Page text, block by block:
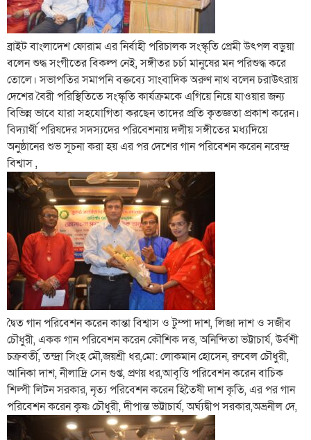
ব্রাইট বাংলাদেশ ফোরাম এর নির্বাহী পরিচালক সংস্কৃতি প্রেমী উৎপল বড়ুয়া
বলেন শুদ্ধ সংগীতের বিকল্প নেই, সঙ্গীতর চর্চা মানুষের মন পরিশুদ্ধ করে
তোলে। সভাপতির সমাপনি বক্তব্যে সাংবাদিক অরুণ নাথ বলেন চরাউৎরায়
দেশের বৈরী পরিস্থিতিতে সংস্কৃতি কার্যক্রমকে এগিয়ে নিয়ে যাওয়ার জন্য
বিভিন্ন ভাবে যারা সহযোগিতা করছেন তাদের প্রতি কৃতজ্ঞতা প্রকাশ করেন।
বিদ্যার্থী পরিষদের সদস্যদের পরিবেশনায় দলীয় সঙ্গীতের মধ্যদিয়ে
অনুষ্ঠানের শুভ সূচনা করা হয় এর পর দেশের গান পরিবেশন করেন নরেন্দ্র
বিশ্বাস ,
দ্বৈত গান পরিবেশন করেন কান্তা বিশ্বাস ও টুম্পা দাশ, লিজা দাশ ও সজীব
চৌধুরী, একক গান পরিবেশন করেন কৌশিক দত্ত, অনিন্দিতা ভট্টাচার্য, উর্বশী
চক্রবর্তী, তন্দ্রা সিংহ মৌ,জয়শ্রী ধর,মো: লোকমান হোসেন, রুবেল চৌধুরী,
আনিকা দাশ, নীলাদ্রি সেন গুপ্ত, প্রণয় ধর,আবৃত্তি পরিবেশন করেন বাচিক
শিল্পী লিটন সরকার, নৃত্য পরিবেশন করেন হিতৈষী দাশ কৃতি, এর পর গান
পরিবেশন করেন কৃষ্ণ চৌধুরী, দীপান্ত ভট্টাচার্য, অর্ঘ্যদ্বীপ সরকার,অভ্রনীল দে,